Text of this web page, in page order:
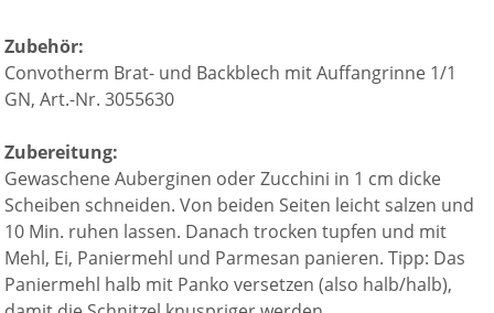
Zubehör:
Convotherm Brat- und Backblech mit Auffangrinne 1/1
GN, Art.-Nr. 3055630
Zubereitung:
Gewaschene Auberginen oder Zucchini in 1 cm dicke
Scheiben schneiden. Von beiden Seiten leicht salzen und
10 Min. ruhen lassen. Danach trocken tupfen und mit
Mehl, Ei, Paniermehl und Parmesan panieren. Tipp: Das
Paniermehl halb mit Panko versetzen (also halb/halb),